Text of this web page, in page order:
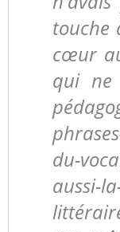
touche
cœur
qui ne
du-
aussi-